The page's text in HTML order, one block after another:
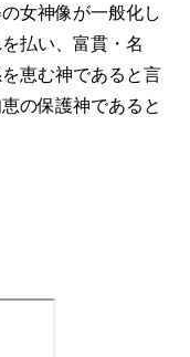
女神像が一般化し
払い、富貫・名
恵む神であると言
の保護神であると